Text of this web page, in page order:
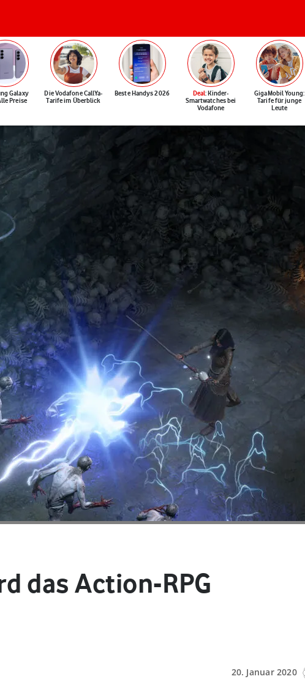
Galaxy
Preise
Die Vodafone CallYa-
Tarife im Überblick
Beste Handys 2026 Deal: Kinder-
Smartwatches bei
Vodafone
GigaMobil Young:
Tarife für junge
Leute
das Action-RPG
20. Januar 2020